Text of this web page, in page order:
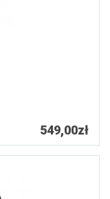
549,00zł